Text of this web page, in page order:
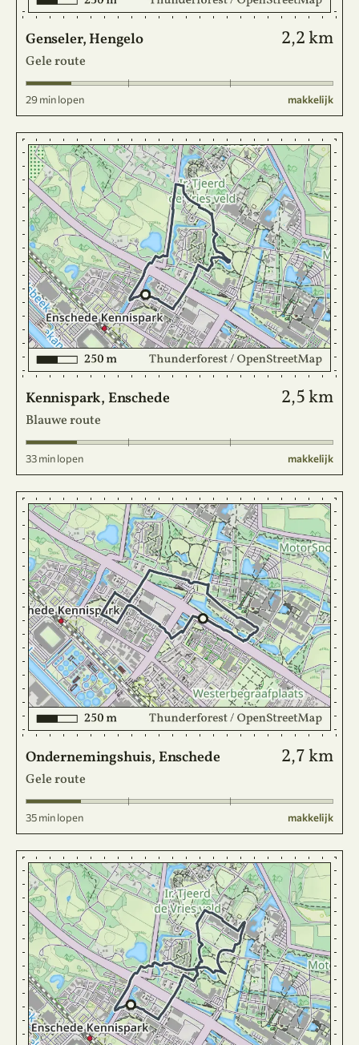
Genseler, Hengelo 2,2 km
Gele route
29 min lopen makkelijk
Kennispark, Enschede 2,5 km
Blauwe route
33 min lopen makkelijk
Ondernemingshuis, Enschede 2,7 km
Gele route
35 min lopen makkelijk